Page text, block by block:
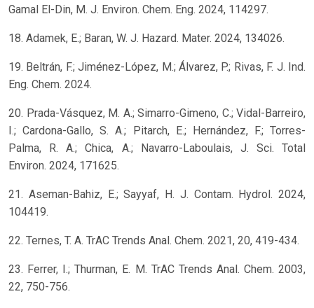
Gamal El-Din, M. J. Environ. Chem. Eng. 2024, 114297.
18. Adamek, E.; Baran, W. J. Hazard. Mater. 2024, 134026.
19. Beltrán, F.; Jiménez-López, M.; Álvarez, P.; Rivas, F. J. Ind.
Eng. Chem. 2024.
20. Prada-Vásquez, M. A.; Simarro-Gimeno, C.; Vidal-Barreiro,
I.; Cardona-Gallo, S. A.; Pitarch, E.; Hernández, F.; Torres-
Palma, R. A.; Chica, A.; Navarro-Laboulais, J. Sci. Total
Environ. 2024, 171625.
21. Aseman-Bahiz, E.; Sayyaf, H. J. Contam. Hydrol. 2024,
104419.
22. Ternes, T. A. TrAC Trends Anal. Chem. 2021, 20, 419-434.
23. Ferrer, I.; Thurman, E. M. TrAC Trends Anal. Chem. 2003,
22, 750-756.